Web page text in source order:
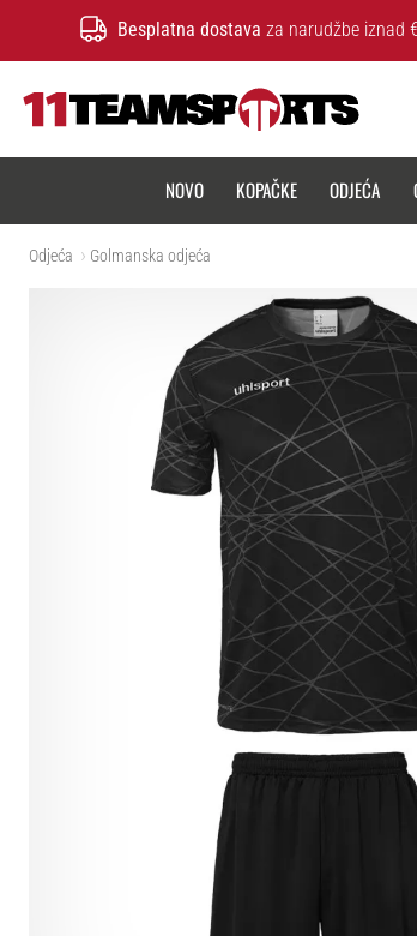
Besplatna dostava za narudžbe iznad
NOVO KOPAČKE ODJEĆA
Odjeća Golmanska odjeća